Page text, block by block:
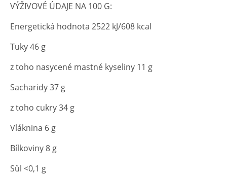
VÝŽIVOVÉ ÚDAJE NA 100 G:
Energetická hodnota 2522 kJ/608 kcal
Tuky 46 g
z toho nasycené mastné kyseliny 11 g
Sacharidy 37 g
z toho cukry 34 g
Vláknina 6 g
Bílkoviny 8 g
Sůl <0,1 g